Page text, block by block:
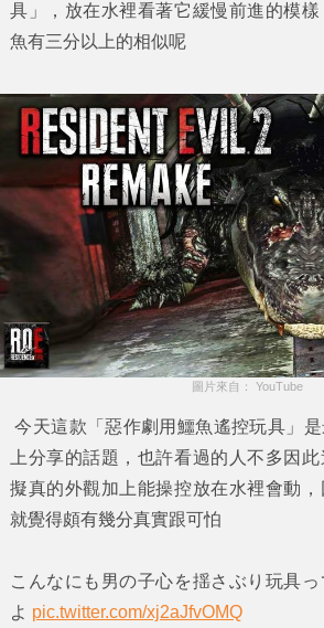
具 」，放在水裡看著它緩慢前進的模
魚有三分以上的相似呢
圖片來自： YouTube
今天這款「惡作劇用鱷魚遙控玩具」
上分享的話題，也許看過的人不多因
擬真的外觀加上能操控放在水裡會動
就覺得頗有幾分真實跟可怕
こんなにも男の子心を揺さぶり玩具
よ pic.twitter.com/xj2aJfvOMQ